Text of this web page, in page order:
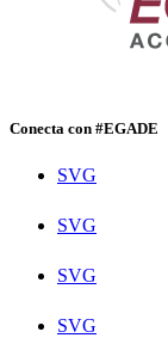
Conecta con #EGADE
SVG
SVG
SVG
SVG